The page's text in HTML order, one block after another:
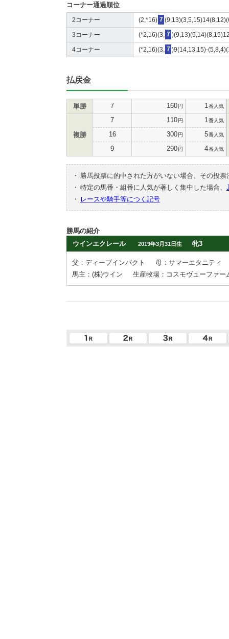
コーナー通過順位
2コーナー (2,*16) 7
3コーナー (*2,16)(3, 7
4コーナー (*2,16)(3, 7 )9(14,13,15)-
払戻金
単勝 7 160円 1 番人気
複勝
7 110円 1 番人気
16 300円 5番人気
9 290円 4番人気
・
勝馬投票に的中された方がいない場合、その投
・ 特定の馬番・組番に人気が著しく集中した場合、
・
レースや騎手等につく記号
勝馬の紹介
ウインエクレール
2019年3月31日生 牝3
父：ディープインパクト
母：サマーエタニティ
馬主：(株)ウイン
生産牧場：コスモヴューファー